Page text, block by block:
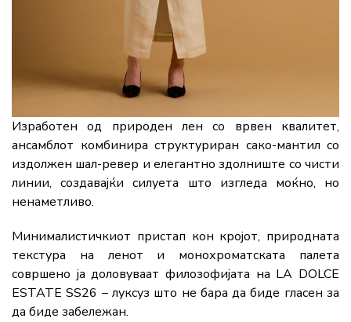
Изработен од природен лен со врвен квалитет,
ансамблот комбинира структуриран сако-мантил со
издолжен шал-ревер и елегантно здолниште со чисти
линии, создавајќи силуета што изгледа моќно, но
ненаметливо.
Минималистичкиот пристап кон кројот, природната
текстура на ленот и монохроматската палета
совршено ја доловуваат филозофијата на LA DOLCE
ESTATE SS26 – луксуз што не бара да биде гласен за
да биде забележан.